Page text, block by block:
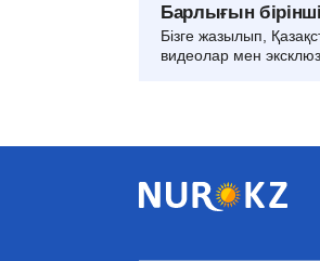
Барлығын
Бізге жазылып,
видеолар мен